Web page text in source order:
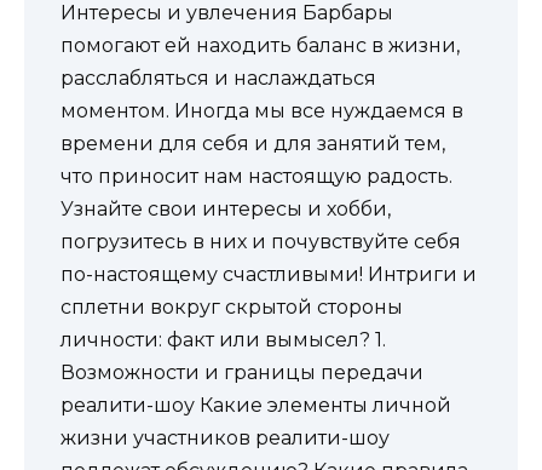
Интересы и увлечения Барбары
помогают ей находить баланс в жизни,
расслабляться и наслаждаться
моментом. Иногда мы все нуждаемся в
времени для себя и для занятий тем,
что приносит нам настоящую радость.
Узнайте свои интересы и хобби,
погрузитесь в них и почувствуйте себя
по-настоящему счастливыми! Интриги и
сплетни вокруг скрытой стороны
личности: факт или вымысел? 1.
Возможности и границы передачи
реалити-шоу Какие элементы личной
жизни участников реалити-шоу